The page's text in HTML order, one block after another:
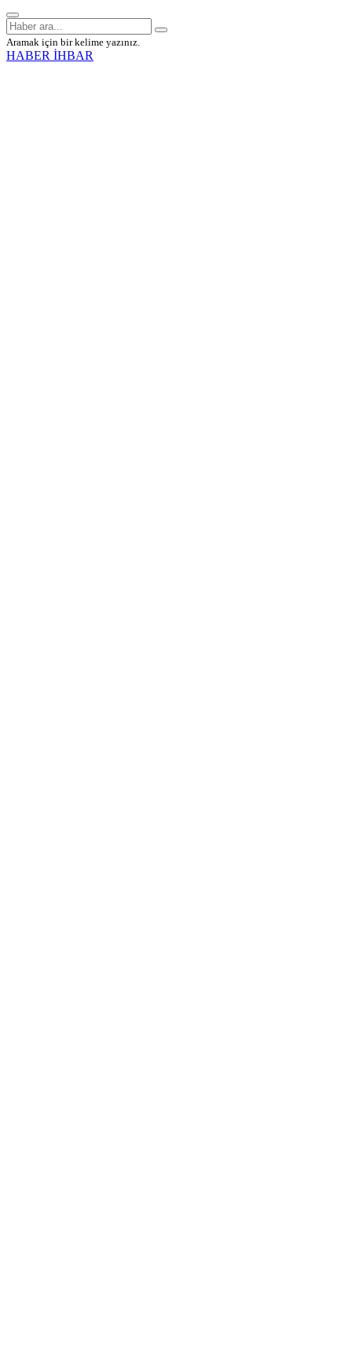
Aramak için bir kelime yazınız.
HABER İHBAR